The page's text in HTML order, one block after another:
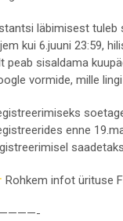
läbimisest tuleb
kui 6.juuni 23:59,
peab sisaldama
vormide, mille
enne
Rohkem infot ürituse